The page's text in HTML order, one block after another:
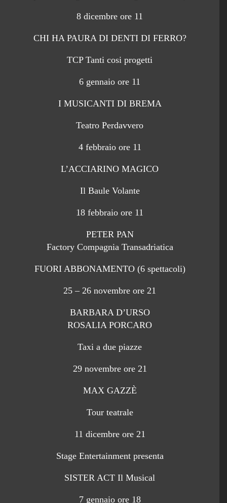
8 dicembre ore 11
CHI HA PAURA DI DENTI DI FERRO?
TCP Tanti cosi progetti
6 gennaio ore 11
I MUSICANTI DI BREMA
Teatro Perdavvero
4 febbraio ore 11
L’ACCIARINO MAGICO
Il Baule Volante
18 febbraio ore 11
PETER PAN
Factory Compagnia Transadriatica
FUORI ABBONAMENTO (6 spettacoli)
25 – 26 novembre ore 21
BARBARA D’URSO
ROSALIA PORCARO
Taxi a due piazze
29 novembre ore 21
MAX GAZZÈ
Tour teatrale
11 dicembre ore 21
Stage Entertainment presenta
SISTER ACT Il Musical
7 gennaio ore 18